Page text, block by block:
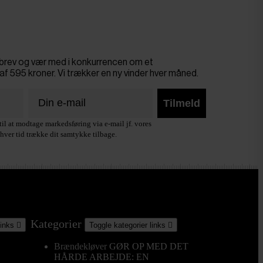
og vær med i konkurrencen om et
kroner. Vi trækker en ny vinder hver måned.
Tilmeld
at modtage markedsføring via e-mail jf. vores
tid trække dit samtykke tilbage.
 Kategorier Toggle kategorier links 
Brændekløver GØR OP MED DET
HÅRDE ARBEJDE: EN